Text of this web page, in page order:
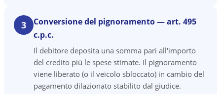
3
Conversione del pignoramento — art. 495
c.p.c.
Il debitore deposita una somma pari all'importo
del credito più le spese stimate. Il pignoramento
viene liberato (o il veicolo sbloccato) in cambio del
pagamento dilazionato stabilito dal giudice.